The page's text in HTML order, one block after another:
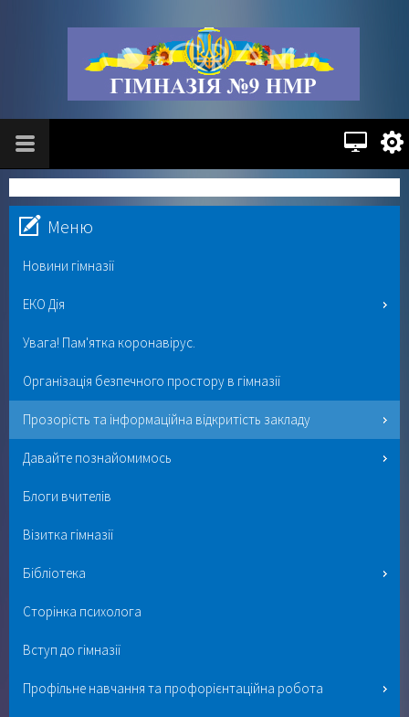
Меню
Новини гімназії
ЕКО Дія
Увага! Пам'ятка коронавірус.
Організація безпечного простору в гімназії
Прозорість та інформаційна відкритість закладу
Давайте познайомимось
Блоги вчителів
Візитка гімназії
Бібліотека
Сторінка психолога
Вступ до гімназії
Профільне навчання та профорієнтаційна робота